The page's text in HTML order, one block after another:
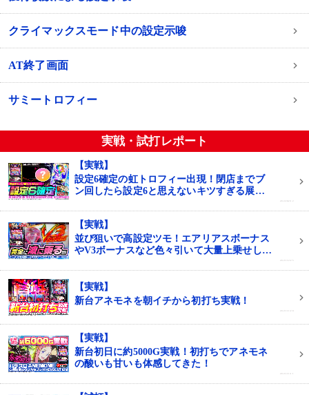
クライマックスモード中の設定示唆
AT終了画面
サミートロフィー
実戦・試打レポート
【実戦】
設定6確定の虹トロフィー出現！閉店までブ
ン回したら設定6と思えないキツすぎる展開
2022/02/12
【実戦】
並び狙いで高設定ツモ！エアリアスボーナス
やV3ボーナスなど色々引いて大量上乗せした
2021/12/25
【実戦】
新台アネモネを朝イチから初打ち実戦！
【実戦】
新台初日に約5000G実戦！初打ちでアネモネ
の酸いも甘いも体感してきた！
2021/11/11